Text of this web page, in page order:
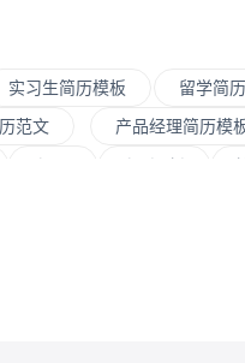
实习生简历模板 留学简
范文 产品经理简历模
Java Andorid